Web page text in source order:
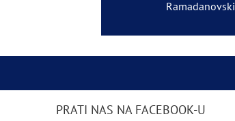
Ramadanovski
PRATI NAS NA FACEBOOK-U